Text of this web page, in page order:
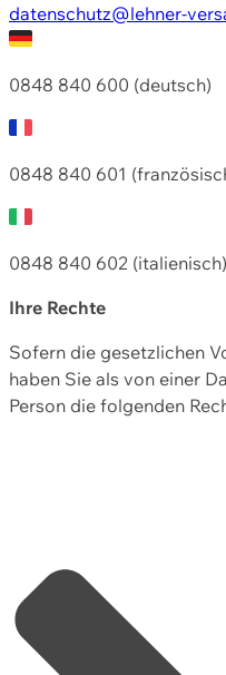
datenschutz@lehner-
0848 840 600 (deutsch)
0848 840 601
0848 840 602 (italienisch)
Ihre Rechte
Sofern die gesetzlichen
haben Sie als von einer
Person die folgenden